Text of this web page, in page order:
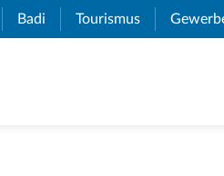
Link)
Badi (External Link)
Tourismus (External